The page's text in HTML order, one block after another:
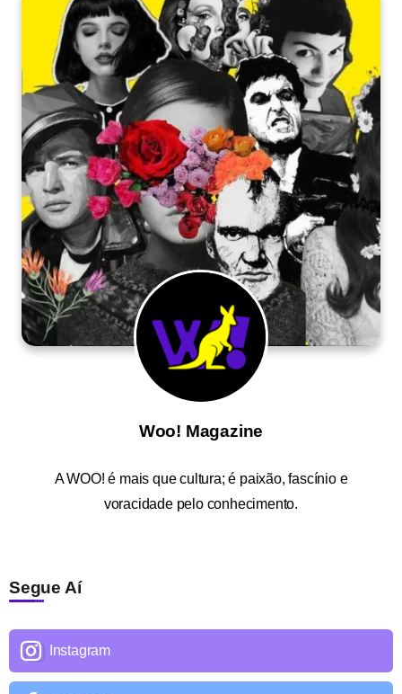
Woo! Magazine
AWOO! é mais que cultura; é paixão, fascínio e
voracidade pelo conhecimento.
Segue Aí
Instagram